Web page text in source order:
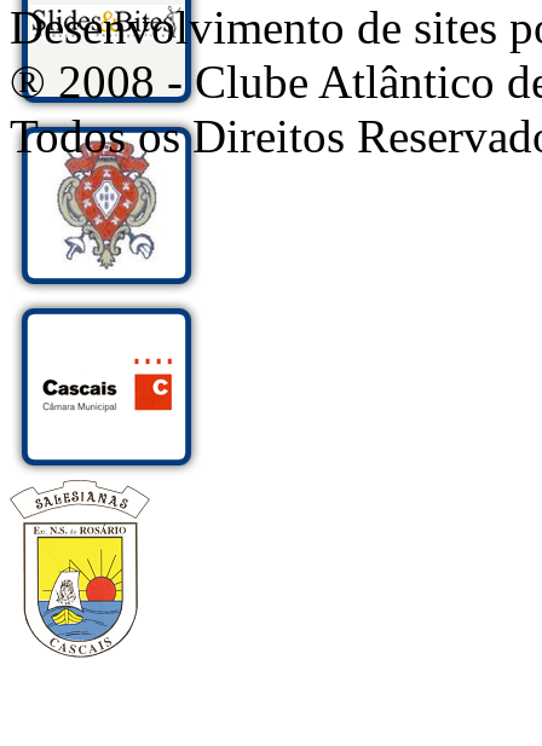
Desenvolvimento de sites
® 2008 - Clube Atlântico
Todos os Direitos